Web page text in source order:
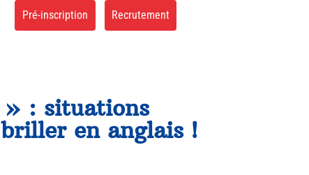
Pré-inscription Recrutement
: situations
en anglais !